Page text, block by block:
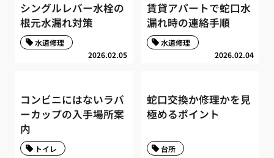
シングルレバー水栓の
根元水漏れ対策
2026.02.05
水道修理
賃貸アパートで蛇口水
漏れ時の連絡手順
2026.02.04
水道修理
コンビニにはないラバ
ーカップの入手場所案
内
トイレ
蛇口交換か修理かを見
極めるポイント
台所